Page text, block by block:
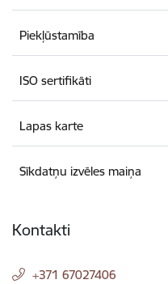
Piekļūstamība
ISO sertifikāti
Lapas karte
Sīkdatņu izvēles maiņa
Kontakti
+371 67027406